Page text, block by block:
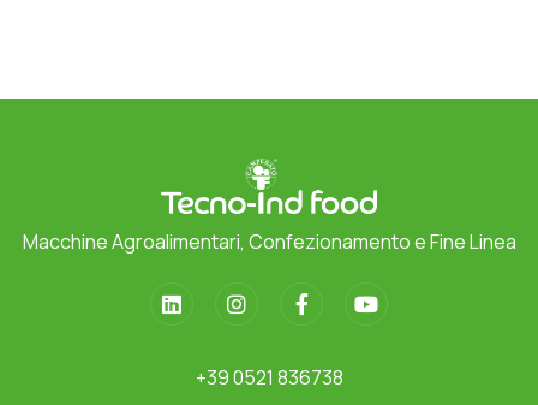
Macchine Agroalimentari, Confezionamento e Fine Linea
+39 0521 836738